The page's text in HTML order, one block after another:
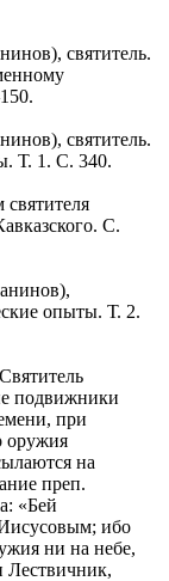
святитель.
святитель.
Т. 1. С. 340.
С.
опыты. Т. 2.
подвижники
при
оружия
на
преп.
«Бей
ибо
ни на небе,
Лествичник,